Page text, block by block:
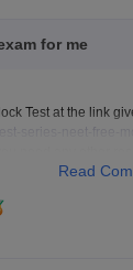
for me
Test at the link
Read